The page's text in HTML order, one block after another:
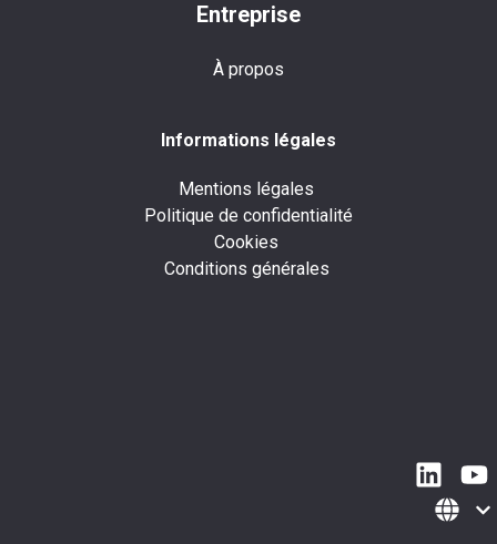
Entreprise
À propos
Informations légales
Mentions légales
Politique de confidentialité
Cookies
Conditions générales